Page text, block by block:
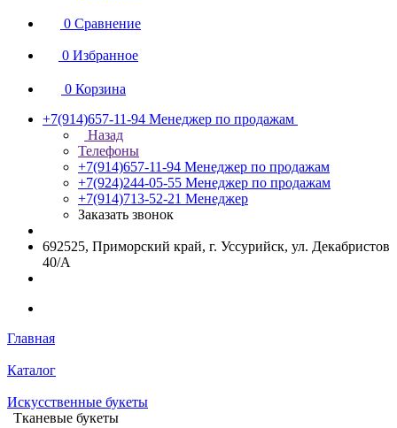
0 Сравнение
0 Избранное
0 Корзина
+7(914)657-11-94 Менеджер по продажам
Назад
Телефоны
+7(914)657-11-94 Менеджер по продажам
+7(924)244-05-55 Менеджер по продажам
+7(914)713-52-21 Менеджер
Заказать звонок
692525, Приморский край, г. Уссурийск, ул. Декабристов
40/А
Главная
Каталог
Искусственные букеты
Тканевые букеты